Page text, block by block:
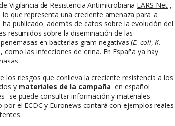
Vigilancia de Resistencia Antimicrobiana EARS-Net ,
que representa una creciente amenaza para la
publicado, además de datos sobre la evolución del
resumidos sobre la diseminación de las
en bacterias gram negativas (E. coli, K.
las infecciones de orina. En España ya hay
los riesgos que conlleva la creciente resistencia a los
y materiales de la campaña en español
se puede consultar información y materiales
por el ECDC y Euronews contará con ejemplos reales